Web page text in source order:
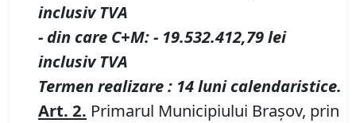
inclusiv TVA
- din care C+M:- 19.532.412,79lei
inclusiv TVA
Termen realizare : 14 luni calendaristice.
Art. 2. Primarul Municipiului Braşov, prin